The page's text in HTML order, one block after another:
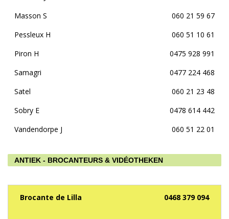
Masson S
060 21 59 67
Pessleux H
060 51 10 61
Piron H
0475 928 991
Samagri
0477 224 468
Satel
060 21 23 48
Sobry E
0478 614 442
Vandendorpe J
060 51 22 01
ANTIEK - BROCANTEURS & VIDÉOTHEKEN
Brocante de Lilla 0468 379 094